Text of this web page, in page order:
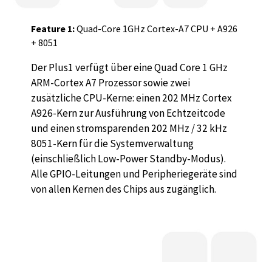
Feature 1:Quad-Core 1GHz Cortex-A7 CPU + A926
+ 8051
Der Plus1 verfügt über eine Quad Core 1 GHz
ARM-Cortex A7 Prozessor sowie zwei
zusätzliche CPU-Kerne: einen 202 MHz Cortex
A926-Kern zur Ausführung von Echtzeitcode
und einen stromsparenden 202 MHz / 32 kHz
8051-Kern für die Systemverwaltung
(einschließlich Low-Power Standby-Modus).
Alle GPIO-Leitungen und Peripheriegeräte sind
von allen Kernen des Chips aus zugänglich.